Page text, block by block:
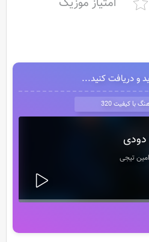
و دریافت کنید...
با کیفیت 320
دودی
امین تیجی